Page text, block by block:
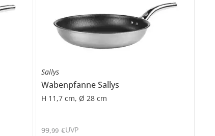
Sallys
WabenpfanneSallys
H 11,7 cm, Ø 28 cm
99,99 €UVP